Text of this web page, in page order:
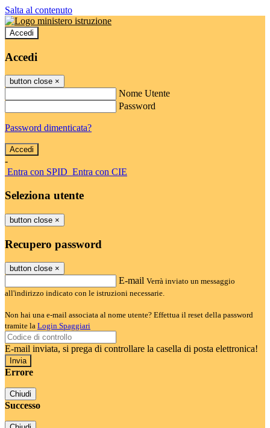
Salta al contenuto
Accedi
Accedi
button close ×
Nome Utente
Password
Password dimenticata?
-
Entra con SPID Entra con CIE
Seleziona utente
button close ×
Recupero password
button close ×
E-mail Verrà inviato un messaggio
all'indirizzo indicato con le istruzioni necessarie.
Non hai una e-mail associata al nome utente? Effettua il reset della password
tramite la Login Spaggiari
E-mail inviata, si prega di controllare la casella di posta elettronica!
Errore
Chiudi
Successo